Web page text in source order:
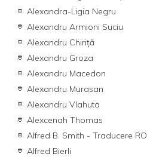
Alexandra-Ligia Negru
Alexandru Armioni Suciu
Alexandru Chiriţă
Alexandru Groza
Alexandru Macedon
Alexandru Murasan
Alexandru Vlahuta
Alexcenah Thomas
Alfred B. Smith - Traducere RO
Alfred Bierli